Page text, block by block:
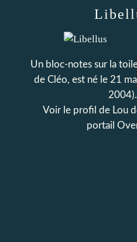
Un bloc-notes sur la
de Cléo, est né le 21
2004).
Voir le profil de Lou
portail